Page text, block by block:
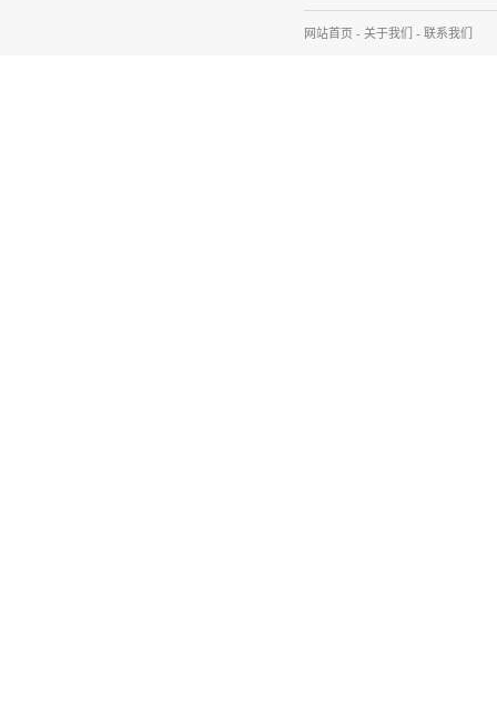
网站首页 - 关于我们 - 联系我们